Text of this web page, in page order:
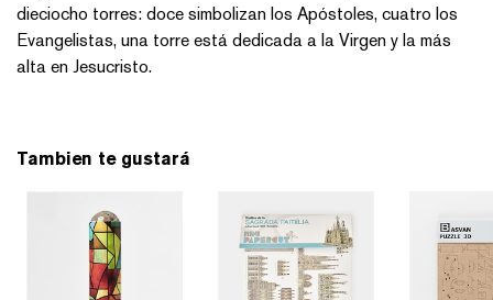
dieciocho torres: doce simbolizan los Apóstoles, cuatro los
Evangelistas, una torre está dedicada a la Virgen y la más
alta en Jesucristo.
Tambien te gustará